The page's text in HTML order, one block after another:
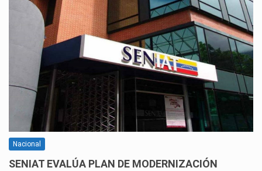
Nacional
SENIAT EVALÚA PLAN DE MODERNIZACIÓN